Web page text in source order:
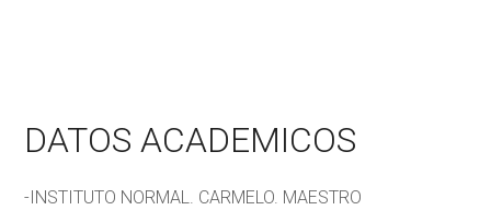
DATOS ACADEMICOS
-INSTITUTO NORMAL. CARMELO. MAESTRO